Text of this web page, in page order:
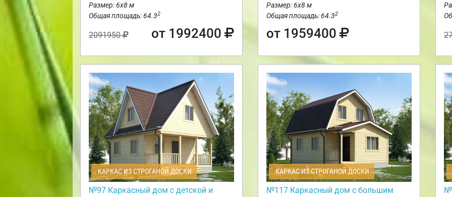
Размер: 6х8 м
Общая площадь: 64.32
2091950 от 1992400
Размер: 6х8 м
Общая площадь: 64.32
от 1959400
КАРКАС ИЗ СТРОГАНОЙ ДОСКИ
№97 Каркасный дом с детской и
КАРКАС ИЗ СТРОГАНОЙ ДОСКИ
№117 Каркасный дом с большим